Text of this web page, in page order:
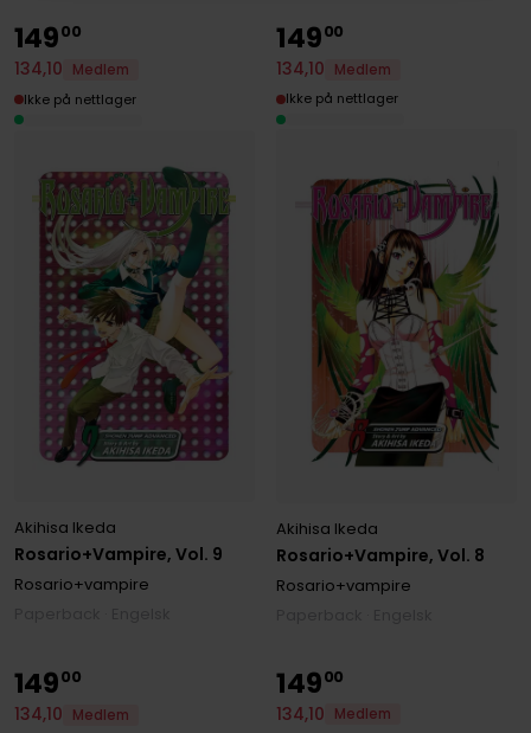
Rosario+Vampire, Vol. 9
Akihisa Ikeda
Rosario+vampire
14900
134,10
Medlem
Ikke på nettlager
Rosario+Vampire, Vol. 8
Akihisa Ikeda
Rosario+vampire
14900
134,10
Medlem
Ikke på nettlager
14900
134,10 Medlem
14900
134,10 Medlem